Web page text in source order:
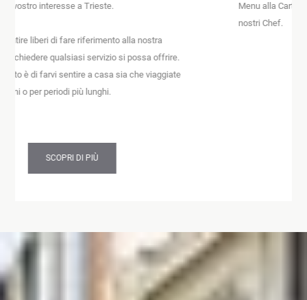
Menu alla Carte con proposte di stagione preparate dai
SCOPRI DI PIÙ